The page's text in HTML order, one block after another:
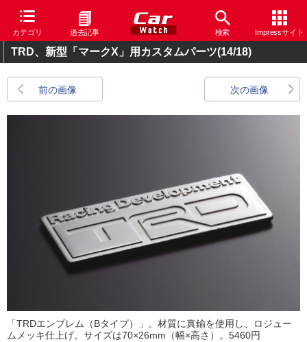
カテゴリ 過去記事 検索 Impressサイト
TRD、新型「マークX」用カスタムパーツ(14/18)
前の画像 次の画像
「TRDエンブレム（Bタイプ）」。材質に真鍮を使用し、ロジュー
ムメッキ仕上げ。サイズは70×26mm（幅×高さ）。5460円